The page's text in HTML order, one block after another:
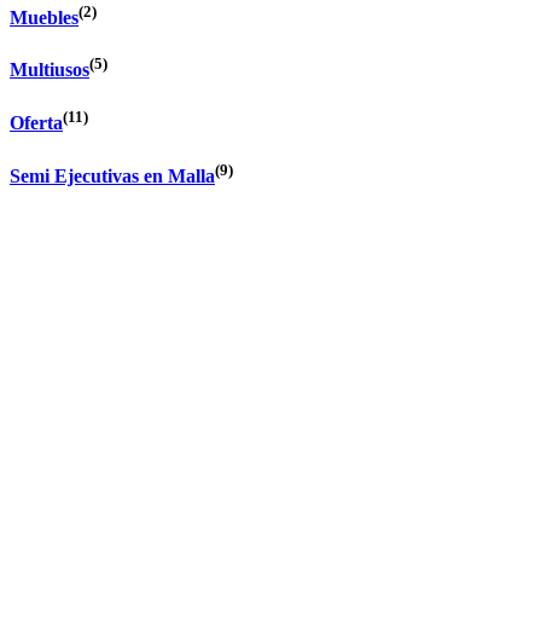
Muebles(2)
Multiusos(5)
Oferta(11)
Semi Ejecutivas en Malla(9)